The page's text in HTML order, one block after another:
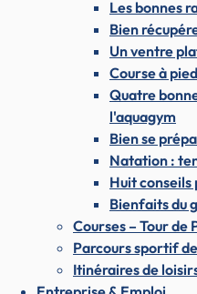
Les bonnes
Bien
Un ventre
Course à
Quatre
l'aquagym
Bien se
Natation :
Huit
Bienfaits du
Courses – Tour de
Parcours sportif
Itinéraires de